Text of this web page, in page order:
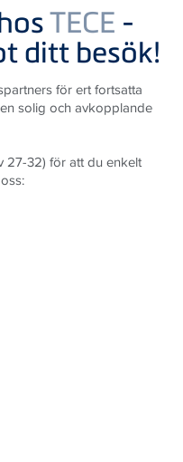
TECE -
ditt besök!
för ert fortsatta
solig och avkopplande
27-32) för att du enkelt